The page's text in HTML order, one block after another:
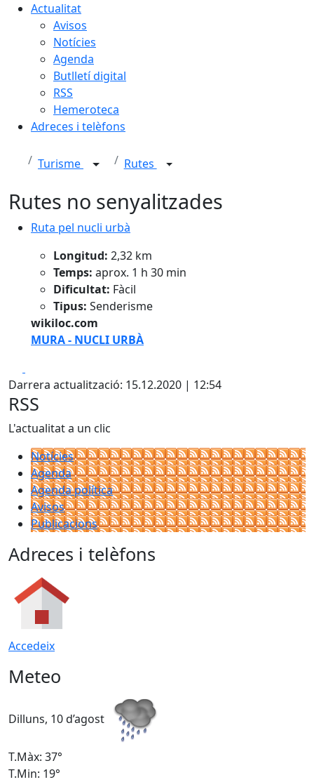
Actualitat
Avisos
Notícies
Agenda
Butlletí digital
RSS
Hemeroteca
Adreces i telèfons
Turisme Rutes
Rutes no senyalitzades
Ruta pel nucli urbà
Ruta pel nucli urbà
Longitud: 2,32 km
Temps: aprox. 1 h 30 min
Dificultat: Fàcil
Tipus: Senderisme
wikiloc.com
MURA - NUCLI URBÀ
Darrera actualització: 15.12.2020 | 12:54
RSS
L'actualitat a un clic
Notícies
Agenda
Agenda política
Avisos
Publicacions
Adreces i telèfons
Accedeix
Meteo
Dilluns, 10 d’agost
T.Màx: 37°
T.Min: 19°